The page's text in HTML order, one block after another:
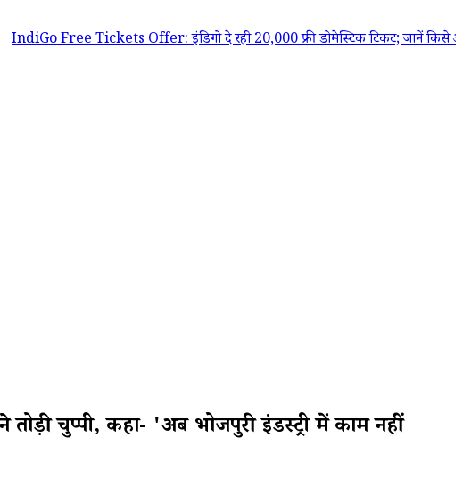
Free Tickets Offer: इंडिगो दे रही 20,000 फ्री डोमेस्टिक टिकट; जानें किसे और कैसे
चुप्पी, कहा- 'अब भोजपुरी इंडस्ट्री में काम नहीं